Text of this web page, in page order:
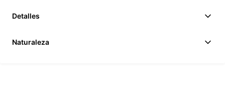
Detalles
Naturaleza